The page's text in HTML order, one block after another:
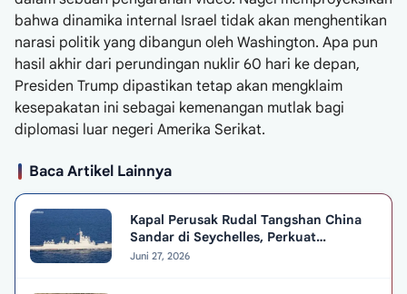
bahwa dinamika internal Israel tidak akan menghentikan
narasi politik yang dibangun oleh Washington. Apa pun
hasil akhir dari perundingan nuklir 60 hari ke depan,
Presiden Trump dipastikan tetap akan mengklaim
kesepakatan ini sebagai kemenangan mutlak bagi
diplomasi luar negeri Amerika Serikat.
Baca Artikel Lainnya
Kapal Perusak Rudal Tangshan China
Sandar di Seychelles, Perkuat
Hubungan Diplomatik
Juni 27, 2026